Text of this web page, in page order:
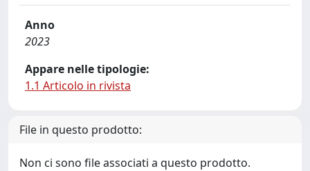
Anno
2023
Appare nelle tipologie:
1.1 Articolo in rivista
File in questo prodotto:
Non ci sono file associati a questo prodotto.